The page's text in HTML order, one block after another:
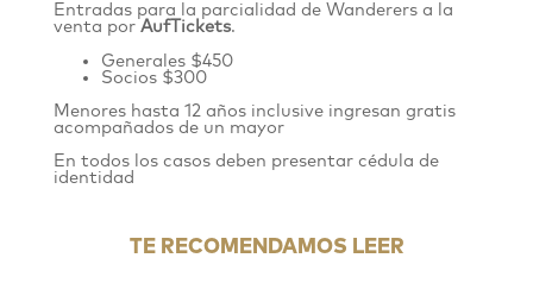
Entradas para la parcialidad de Wanderersa la
venta por AufTickets.
Generales $450
Socios $300
Menores hasta 12 años inclusive ingresan gratis
acompañados de un mayor
En todos los casos deben presentar cédula de
identidad
TE RECOMENDAMOS LEER